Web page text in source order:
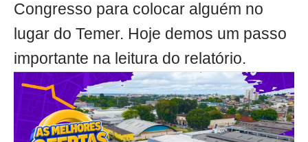
Congresso para colocar alguém no
lugar do Temer. Hoje demos um passo
importante na leitura do relatório.